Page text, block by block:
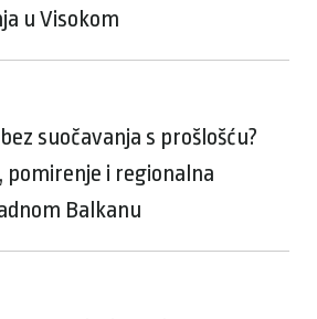
u Visokom
suočavanja s prošlošću?
pomirenje i regionalna
Balkanu